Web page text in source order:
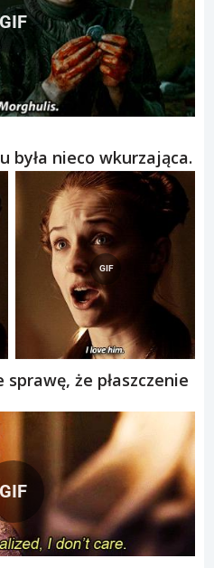
GIF
była nieco wkurzająca.
że płaszczenie
GIF